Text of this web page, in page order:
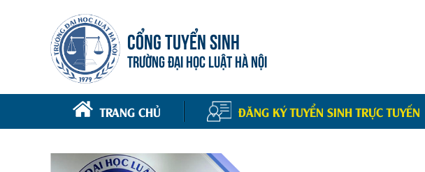
CỔNG TUYỂN SINH
TRƯỜNG ĐẠI HỌC LUẬT HÀ NỘI
TRANG CHỦ ĐĂNG KÝ TUYỂN SINH TRỰC TUYẾN